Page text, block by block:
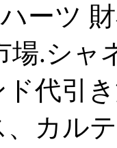
ーツ
場.シャ
代引
カル